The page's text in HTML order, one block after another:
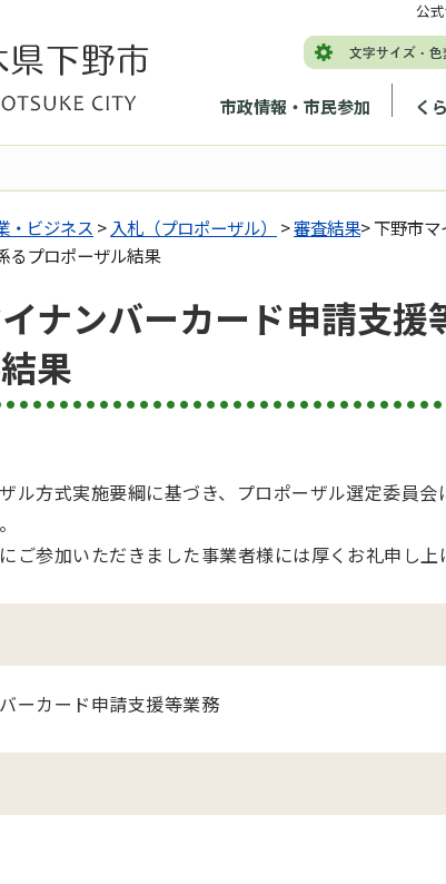
市政情報・市民参加 く
公
・ビジネス > 入札（プロポーザル） >審査結果> 下野市
るプロポーザル結果
ナンバーカード申請支援
果
ル方式実施要綱に基づき、プロポーザル選定委員
ご参加いただきました事業者様には厚くお礼申し上
ーカード申請支援等業務